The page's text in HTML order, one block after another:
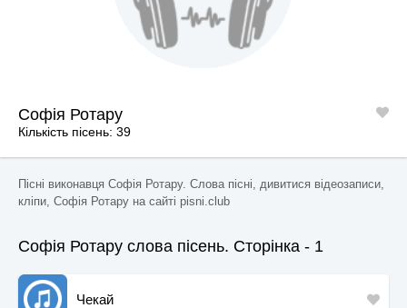
Софія Ротару
Кількість пісень: 39
Пісні виконавця Софія Ротару. Слова пісні, дивитися відеозаписи,
кліпи, Софія Ротару на сайті pisni.club
Софія Ротару слова пісень. Сторінка - 1
Чекай